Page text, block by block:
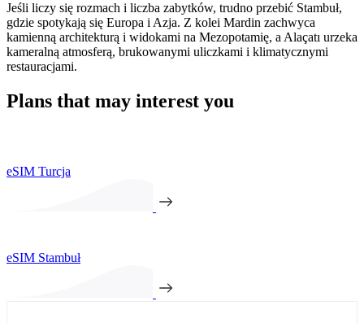
Jeśli liczy się rozmach i liczba zabytków, trudno przebić Stambuł,
gdzie spotykają się Europa i Azja. Z kolei Mardin zachwyca
kamienną architekturą i widokami na Mezopotamię, a Alaçatı urzeka
kameralną atmosferą, brukowanymi uliczkami i klimatycznymi
restauracjami.
Plans that may interest you
eSIM Turcja
eSIM Stambuł